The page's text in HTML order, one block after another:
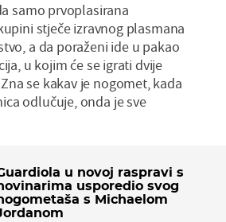
samo prvoplasirana
stječe izravnog plasmana
a da poraženi ide u pakao
u kojim će se igrati dvije
se kakav je nogomet, kada
odlučuje, onda je sve
u novoj raspravi s
usporedio svog
s Michaelom